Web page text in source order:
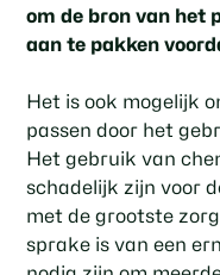
om de bron van het
aan te pakken
Het is ook mogelijk
passen door het
Het gebruik van
schadelijk zijn voor
met de grootste
sprake is van een